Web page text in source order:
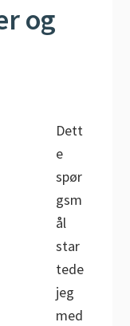
og
Dett
e
spør
gsm
ål
star
tede
jeg
med